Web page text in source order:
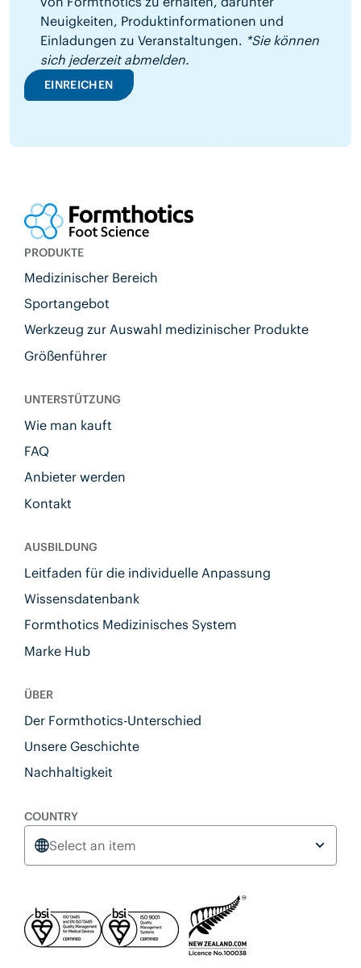
Neuigkeiten, Produktinformationen und
Einladungen zu Veranstaltungen. *Sie können
sich jederzeit abmelden.
EINREICHEN
PRODUKTE
Medizinischer Bereich
Sportangebot
Werkzeug zur Auswahl medizinischer Produkte
Größenführer
UNTERSTÜTZUNG
Wie man kauft
FAQ
Anbieter werden
Kontakt
AUSBILDUNG
Leitfaden für die individuelle Anpassung
Wissensdatenbank
Formthotics Medizinisches System
Marke Hub
ÜBER
Der Formthotics-Unterschied
Unsere Geschichte
Nachhaltigkeit
COUNTRY
Select an item